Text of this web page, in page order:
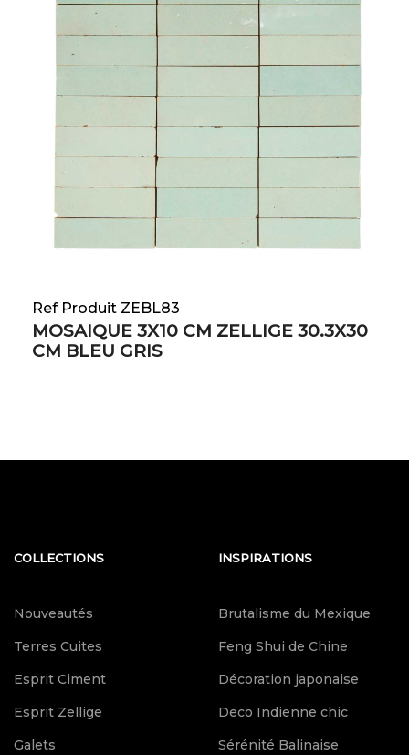
Ref Produit ZEBL83
MOSAIQUE 3X10 CM ZELLIGE 30.3X30
CM BLEU GRIS
COLLECTIONS
Nouveautés
Terres Cuites
Esprit Ciment
Esprit Zellige
Galets
INSPIRATIONS
Brutalisme du Mexique
Feng Shui de Chine
Décoration japonaise
Deco Indienne chic
Sérénité Balinaise